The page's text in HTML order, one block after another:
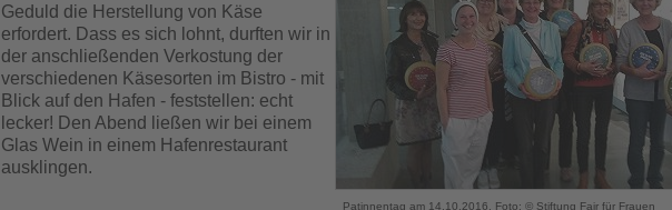
Patinnentag am 14.10.2016. Foto: © Stiftung Fair für Frauen
Geduld die Herstellung von Käse
erfordert. Dass es sich lohnt, durften wir in
der anschließenden Verkostung der
verschiedenen Käsesorten im Bistro - mit
Blick auf den Hafen - feststellen: echt
lecker! Den Abend ließen wir bei einem
Glas Wein in einem Hafenrestaurant
ausklingen.